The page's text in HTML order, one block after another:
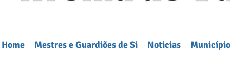
Home Mestres e Guardiões de Si Noticias